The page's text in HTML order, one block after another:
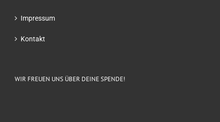
Impressum
Kontakt
WIR FREUEN UNS ÜBER DEINE SPENDE!